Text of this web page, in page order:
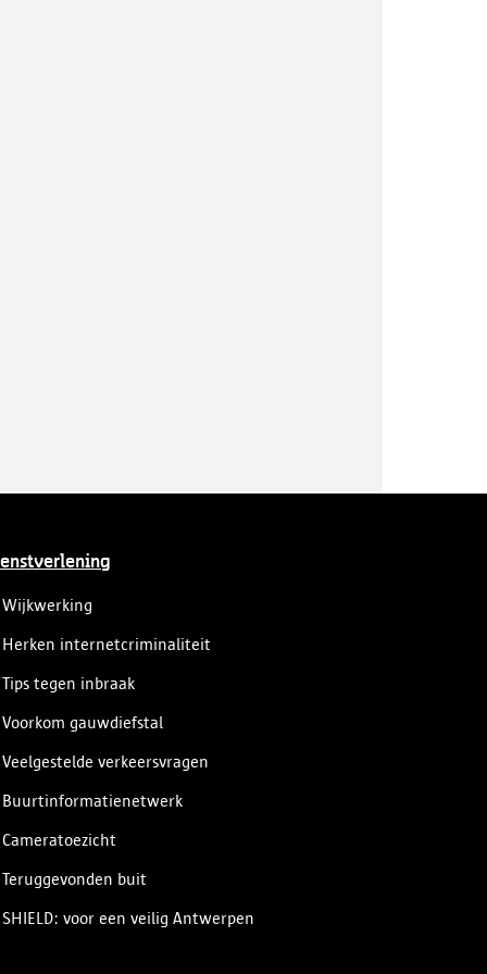
Wijkwerking
Herken internetcriminaliteit
Tips tegen inbraak
Voorkom gauwdiefstal
Veelgestelde verkeersvragen
Buurtinformatienetwerk
Cameratoezicht
Teruggevonden buit
SHIELD: voor een veilig Antwerpen